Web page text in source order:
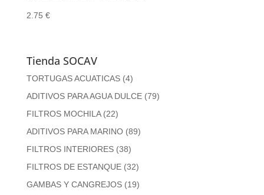
2.75 €
Tienda SOCAV
TORTUGAS ACUATICAS (4)
ADITIVOS PARA AGUA DULCE (79)
FILTROS MOCHILA (22)
ADITIVOS PARA MARINO (89)
FILTROS INTERIORES (38)
FILTROS DE ESTANQUE (32)
GAMBAS Y CANGREJOS (19)